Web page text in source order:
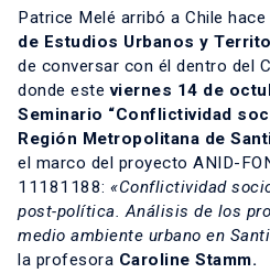
Patrice Melé arribó a Chile
de Estudios Urbanos y
de conversar con él dentro del
donde esteviernes 14 de
Seminario “Conflictividad
Región Metropolitana de
el marco del proyecto ANID-
11181188: «Conflictividad
post-política. Análisis de los
medio ambiente urbano en
la profesora Caroline Stamm.